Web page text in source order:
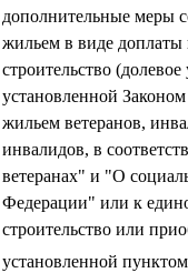
дополнительные меры
жильем в виде доплаты
строительство
установленной
жильем ветеранов,
инвалидов, в
ветеранах" и "О
Федерации" или к
строительство или
установленной